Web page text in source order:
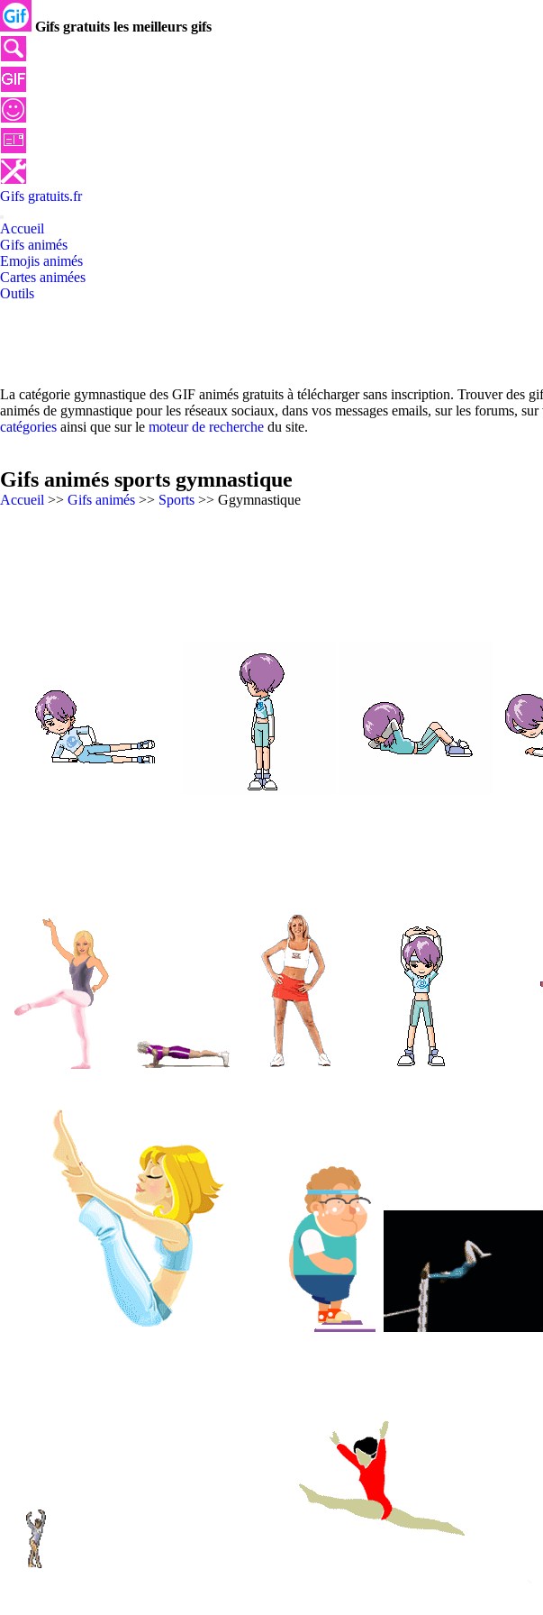
Gifs gratuits les meilleurs gifs
Gifs gratuits.fr
Accueil
Gifs animés
Emojis animés
Cartes animées
Outils
La catégorie gymnastique des GIF animés gratuits à télécharger sans inscription. Trouver des
animés de gymnastique pour les réseaux sociaux, dans vos messages emails, sur les forums,
catégories ainsi que sur le moteur de recherche du site.
Gifs animés sports gymnastique
Accueil >> Gifs animés >> Sports >> Ggymnastique